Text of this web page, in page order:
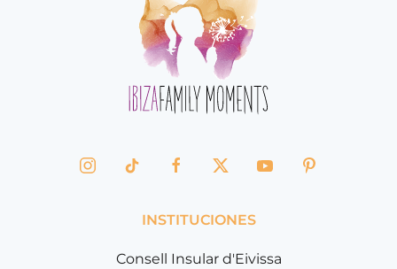
INSTITUCIONES
Consell Insular d'Eivissa